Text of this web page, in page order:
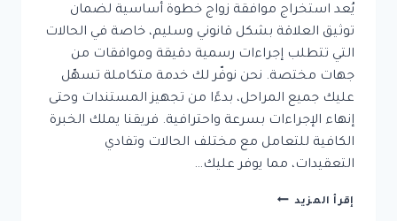
يُعد استخراج موافقة زواج خطوة أساسية لضمان
توثيق العلاقة بشكل قانوني وسليم، خاصة في الحالات
التي تتطلب إجراءات رسمية دقيقة وموافقات من
جهات مختصة. نحن نوفّر لك خدمة متكاملة تسهّل
عليك جميع المراحل، بدءًا من تجهيز المستندات وحتى
إنهاء الإجراءات بسرعة واحترافية. فريقنا يملك الخبرة
الكافية للتعامل مع مختلف الحالات وتفادي
التعقيدات، مما يوفر عليك…
إقرأ المزيد استخراج